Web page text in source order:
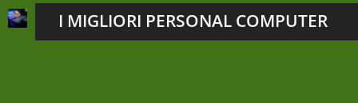
I MIGLIORI PERSONAL COMPUTER